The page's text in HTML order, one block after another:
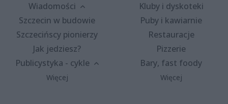
Wiadomości
Szczecin w budowie
Szczecińscy pionierzy
Jak jedziesz?
Publicystyka - cykle
Więcej
Kluby i dyskoteki
Puby i kawiarnie
Restauracje
Pizzerie
Bary, fast foody
Więcej